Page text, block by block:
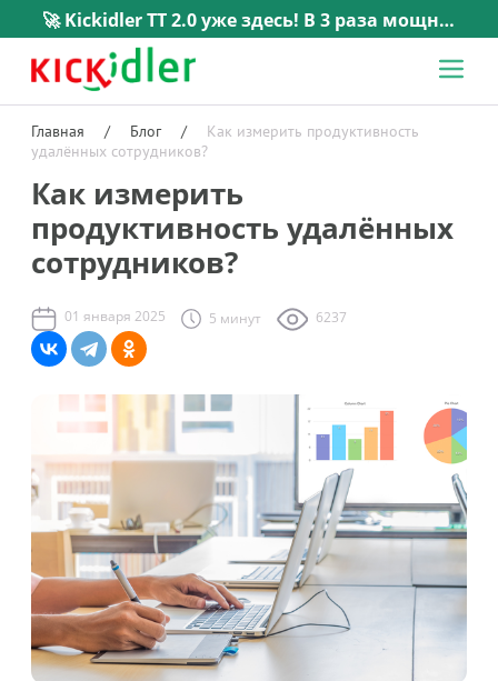
🚀 Kickidler TT 2.0 уже здесь! В 3 раза мощнее, в 5 раз проще. →
Главная / Блог /
Как измерить продуктивность
удалённых сотрудников?
Как измерить
продуктивность удалённых
сотрудников?
01 января 2025 5 минут 6237